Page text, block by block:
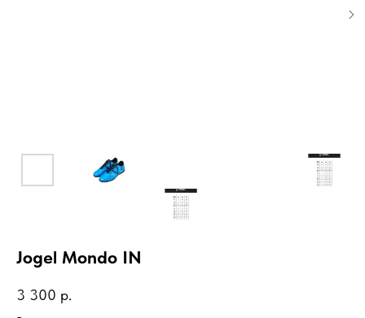
Jogel Mondo IN
3 300 р.